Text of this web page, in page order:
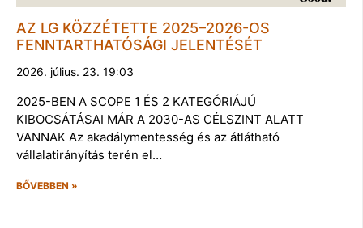
AZ LG KÖZZÉTETTE 2025–2026-OS
FENNTARTHATÓSÁGI JELENTÉSÉT
2026. július. 23. 19:03
2025-BEN A SCOPE 1 ÉS 2 KATEGÓRIÁJÚ
KIBOCSÁTÁSAI MÁR A 2030-AS CÉLSZINT ALATT
VANNAK Az akadálymentesség és az átlátható
vállalatirányítás terén el…
BŐVEBBEN »